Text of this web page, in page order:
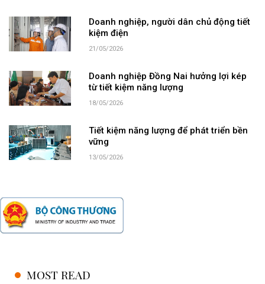
Doanh nghiệp, người dân chủ động tiết
kiệm điện
21/05/2026
Doanh nghiệp Đồng Nai hưởng lợi kép
từ tiết kiệm năng lượng
18/05/2026
Tiết kiệm năng lượng để phát triển bền
vững
13/05/2026
MOST READ